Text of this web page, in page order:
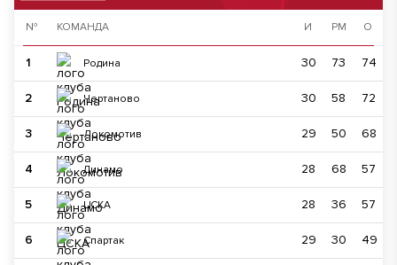
№ КОМАНДА И РМ О
1 Родина 30 73 74
2 Чертаново 30 58 72
3 Локомотив 29 50 68
4 Динамо 28 68 57
5 ЦСКА 28 36 57
6 Спартак 29 30 49